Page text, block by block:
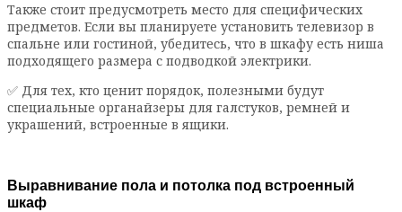
Также стоит предусмотреть место для специфических
предметов. Если вы планируете установить телевизор в
спальне или гостиной, убедитесь, что в шкафу есть ниша
подходящего размера с подводкой электрики.
✅ Для тех, кто ценит порядок, полезными будут
специальные органайзеры для галстуков, ремней и
украшений, встроенные в ящики.
Выравнивание пола и потолка под встроенный
шкаф